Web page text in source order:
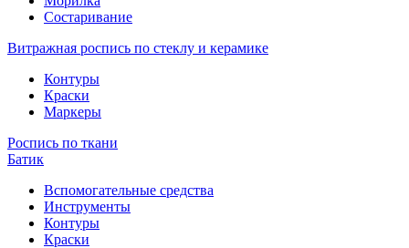
Состаривание
Витражная роспись по стеклу и керамике
Контуры
Краски
Маркеры
Роспись по ткани
Батик
Вспомогательные средства
Инструменты
Контуры
Краски